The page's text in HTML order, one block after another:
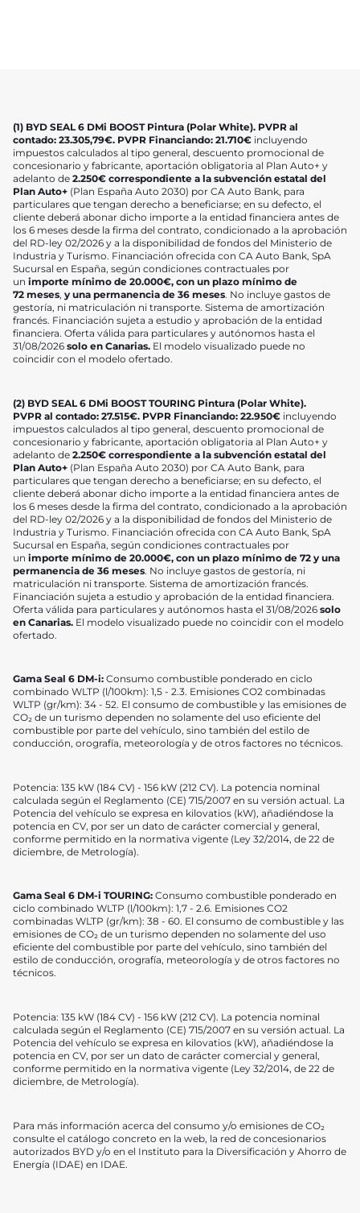
(1) BYD SEAL 6 DMi BOOST Pintura (Polar White). PVPR al
contado: 23.305,79€. PVPR Financiando: 21.710€ incluyendo
impuestos calculados al tipo general, descuento promocional de
concesionario y fabricante, aportación obligatoria al Plan Auto+ y
adelanto de 2.250€ correspondiente a la subvención estatal del
Plan Auto+ (Plan España Auto 2030) por CA Auto Bank, para
particulares que tengan derecho a beneficiarse; en su defecto, el
cliente deberá abonar dicho importe a la entidad financiera antes de
los 6 meses desde la firma del contrato, condicionado a la aprobación
del RD-ley 02/2026 y a la disponibilidad de fondos del Ministerio de
Industria y Turismo. Financiación ofrecida con CA Auto Bank, SpA
Sucursal en España, según condiciones contractuales por
un importe mínimo de 20.000€, con un plazo mínimo de
72 meses, y una permanencia de 36 meses. No incluye gastos de
gestoría, ni matriculación ni transporte. Sistema de amortización
francés. Financiación sujeta a estudio y aprobación de la entidad
financiera. Oferta válida para particulares y autónomos hasta el
31/08/2026 solo en Canarias. El modelo visualizado puede no
coincidir con el modelo ofertado.
(2) BYD SEAL 6 DMi BOOST TOURING Pintura (Polar White).
PVPR al contado: 27.515€. PVPR Financiando: 22.950€ incluyendo
impuestos calculados al tipo general, descuento promocional de
concesionario y fabricante, aportación obligatoria al Plan Auto+ y
adelanto de 2.250€ correspondiente a la subvención estatal del
Plan Auto+ (Plan España Auto 2030) por CA Auto Bank, para
particulares que tengan derecho a beneficiarse; en su defecto, el
cliente deberá abonar dicho importe a la entidad financiera antes de
los 6 meses desde la firma del contrato, condicionado a la aprobación
del RD-ley 02/2026 y a la disponibilidad de fondos del Ministerio de
Industria y Turismo. Financiación ofrecida con CA Auto Bank, SpA
Sucursal en España, según condiciones contractuales por
un importe mínimo de 20.000€, con un plazo mínimo de 72 y una
permanencia de 36 meses. No incluye gastos de gestoría, ni
matriculación ni transporte. Sistema de amortización francés.
Financiación sujeta a estudio y aprobación de la entidad financiera.
Oferta válida para particulares y autónomos hasta el 31/08/2026 solo
en Canarias. El modelo visualizado puede no coincidir con el modelo
ofertado.
Gama Seal 6 DM-i: Consumo combustible ponderado en ciclo
combinado WLTP (l/100km): 1,5 - 2.3. Emisiones CO2 combinadas
WLTP (gr/km): 34 - 52. El consumo de combustible y las emisiones de
CO₂ de un turismo dependen no solamente del uso eficiente del
combustible por parte del vehículo, sino también del estilo de
conducción, orografía, meteorología y de otros factores no técnicos.
Potencia: 135 kW (184 CV) - 156 kW (212 CV). La potencia nominal
calculada según el Reglamento (CE) 715/2007 en su versión actual. La
Potencia del vehículo se expresa en kilovatios (kW), añadiéndose la
potencia en CV, por ser un dato de carácter comercial y general,
conforme permitido en la normativa vigente (Ley 32/2014, de 22 de
diciembre, de Metrología).
Gama Seal 6 DM-i TOURING: Consumo combustible ponderado en
ciclo combinado WLTP (l/100km): 1,7 - 2.6. Emisiones CO2
combinadas WLTP (gr/km): 38 - 60. El consumo de combustible y las
emisiones de CO₂ de un turismo dependen no solamente del uso
eficiente del combustible por parte del vehículo, sino también del
estilo de conducción, orografía, meteorología y de otros factores no
técnicos.
Potencia: 135 kW (184 CV) - 156 kW (212 CV). La potencia nominal
calculada según el Reglamento (CE) 715/2007 en su versión actual. La
Potencia del vehículo se expresa en kilovatios (kW), añadiéndose la
potencia en CV, por ser un dato de carácter comercial y general,
conforme permitido en la normativa vigente (Ley 32/2014, de 22 de
diciembre, de Metrología).
Para más información acerca del consumo y/o emisiones de CO₂
consulte el catálogo concreto en la web, la red de concesionarios
autorizados BYD y/o en el Instituto para la Diversificación y Ahorro de
Energía (IDAE) en IDAE.